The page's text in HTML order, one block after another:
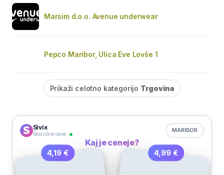
Marsim d.o.o. Avenue underwear
Pepco Maribor, Ulica Eve Lovše 1
Prikaži celotno kategorijo Trgovina
Sivix
Resnične cene
MARIBOR
Kaj je ceneje?
4,19 € 4,99 €